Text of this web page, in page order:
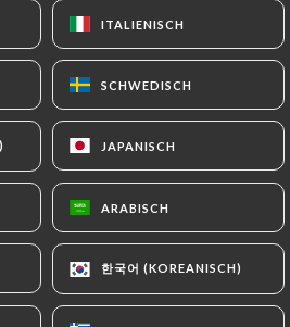
ITALIENISCH
SCHWEDISCH
JAPANISCH
ARABISCH
한국어 (KOREANISCH)
L'Industrie
ITALIENISCH
SCHWEDISCH
JAPANISCH
ARABISCH
한국어 (KOREANISCH)